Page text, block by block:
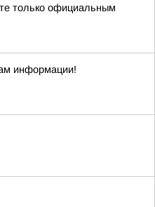
только официальным
информации!